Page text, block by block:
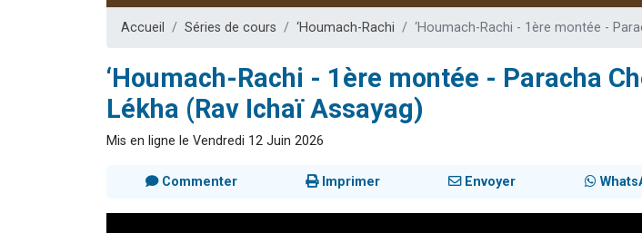
Accueil Séries de cours ‘Houmach-Rachi ‘Houmach-Rachi - 1ère montée -
‘Houmach-Rachi - 1ère montée - Paracha
Lékha (Rav Ichaï Assayag)
Mis en ligne le Vendredi 12 Juin 2026
Commenter Imprimer Envoyer